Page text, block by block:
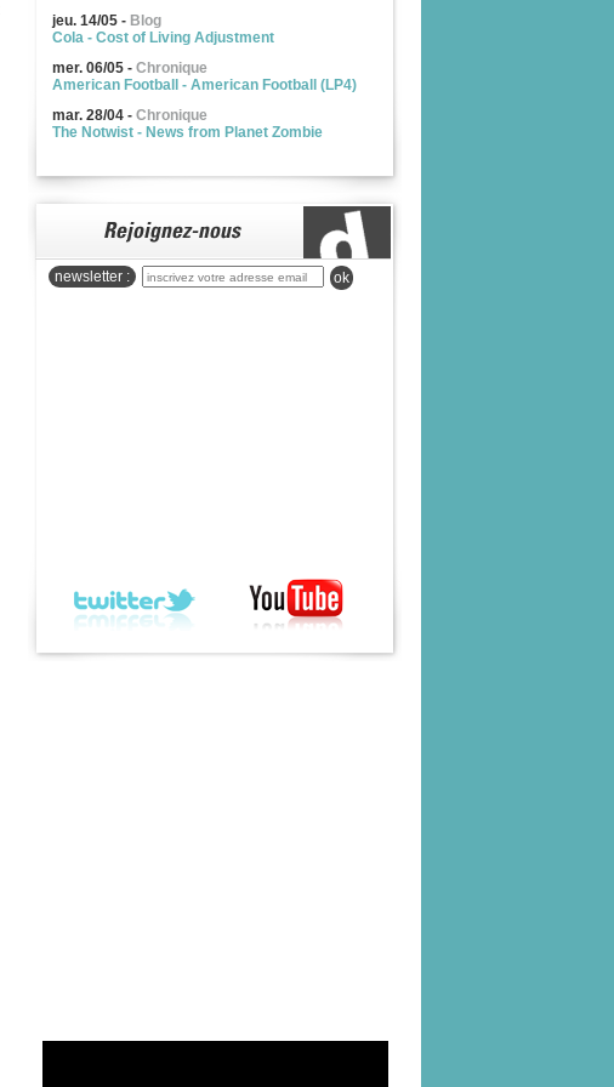
jeu. 14/05 - Blog
Cola - Cost of Living Adjustment
mer. 06/05 - Chronique
American Football - American Football (LP4)
mar. 28/04 - Chronique
The Notwist - News from Planet Zombie
newsletter : ok